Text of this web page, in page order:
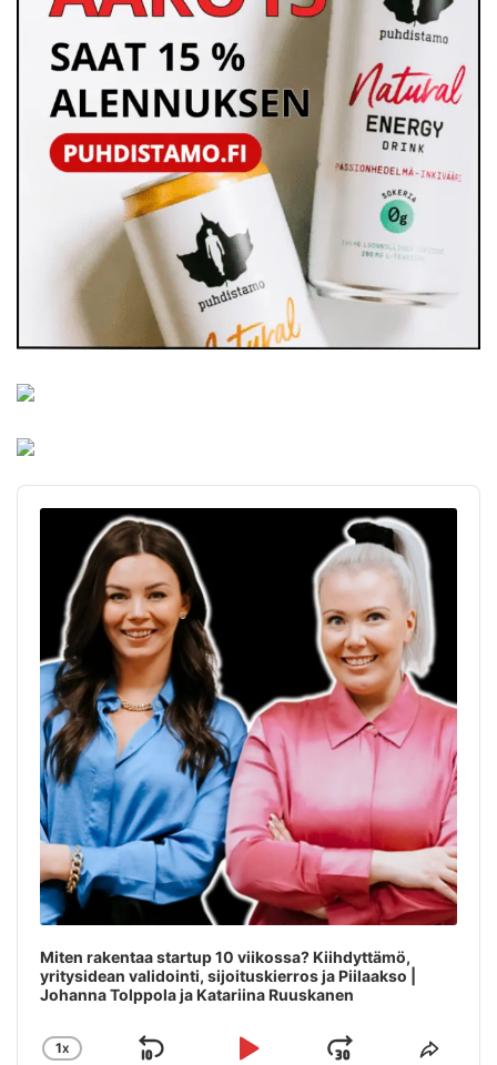
Audio
Player
Miten rakentaa startup 10 viikossa? Kiihdyttämö,
yritysidean validointi, sijoituskierros ja Piilaakso |
Johanna Tolppola ja Katariina Ruuskanen
CHANGE
1X